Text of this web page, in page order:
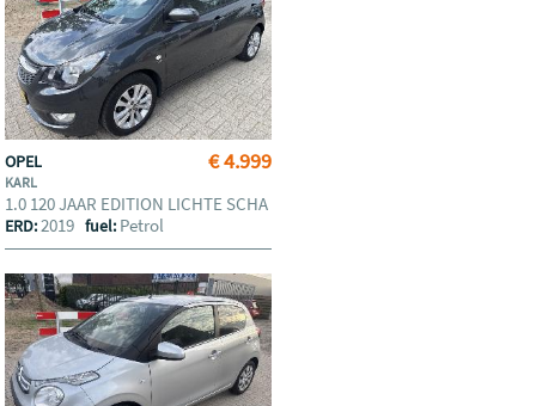
€ 4.999
OPEL
KARL
1.0 120 JAAR EDITION LICHTE SCHA
ERD:2019fuel: Petrol